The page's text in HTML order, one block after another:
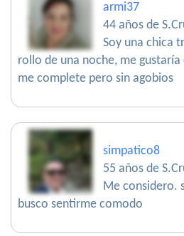
armi37
44 años de
Soy una chica
rollo de una noche, me
me complete pero sin agobios
simpatico8
55 años de
Me considero.
busco sentirme comodo